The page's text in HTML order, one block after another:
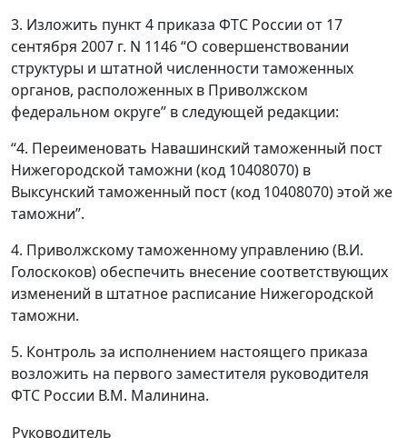
3. Изложить пункт 4 приказа ФТС России от 17
сентября 2007 г. N 1146 “О совершенствовании
структуры и штатной численности таможенных
органов, расположенных в Приволжском
федеральном округе” в следующей редакции:
“4. Переименовать Навашинский таможенный пост
Нижегородской таможни (код 10408070) в
Выксунский таможенный пост (код 10408070) этой же
таможни”.
4. Приволжскому таможенному управлению (В.И.
Голоскоков) обеспечить внесение соответствующих
изменений в штатное расписание Нижегородской
таможни.
5. Контроль за исполнением настоящего приказа
возложить на первого заместителя руководителя
ФТС России В.М. Малинина.
Руководитель